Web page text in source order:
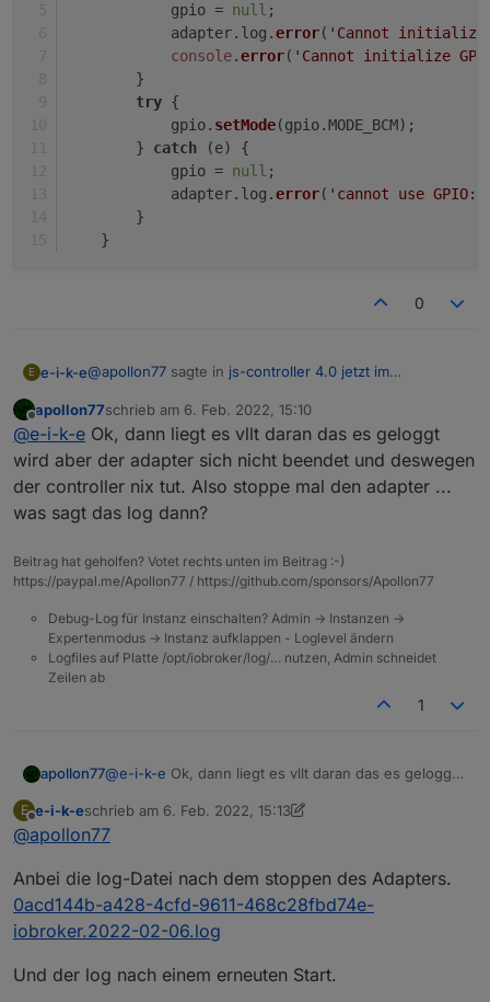
            gpio =
null ;
            adapter.
log .error( 'Cannot initialize
console.error( 'Cannot initialize
        }
try {
            gpio.
setMode(gpio.MODE_BCM);
        }
catch (e) {
            gpio =
null ;
            adapter.
log .error( 'cannot use GPIO:
        }
    }
0
E e-i-k-e@apollon77 sagte in js-controller 4.0 jetzt im
console.error
Den Eintrag gibt es schon, oder noch einen
zusätzlichen ?
            gpio = require('rpi-gpio');
        } catch (e) {
            gpio = null;
adapter.log.error('Cannot
console.error('Cannot initialize
        }
adapter.log.error('cannot use
Offline
apollon77schrieb am 6. Feb. 2022, 15:10
zuletzt editiert von
@e-i-k-e Ok, dann liegt es vllt daran das es geloggt
wird aber der adapter sich nicht beendet und deswegen
der controller nix tut. Also stoppe mal den adapter ...
was sagt das log dann?
Beitrag hat geholfen? Votet rechts unten im Beitrag :-)
https://paypal.me/Apollon77 / https://github.com/sponsors/Apollon77
Debug-Log für Instanz einschalten? Admin -> Instanzen ->
Expertenmodus -> Instanz aufklappen - Loglevel ändern
Logfiles auf Platte /opt/iobroker/log/… nutzen, Admin schneidet
Zeilen ab
1
apollon77@e-i-k-e Ok, dann liegt es vllt daran das es geloggt
deswegen der controller nix tut. Also stoppe mal den
adapter ... was sagt das log dann?
E
Offline
e-i-k-eschrieb am 6. Feb. 2022, 15:13
zuletzt editiert von e-i-k-e2. Juni 2022, 16:16
@apollon77
Anbei die log-Datei nach dem stoppen des Adapters.
0acd144b-a428-4cfd-9611-468c28fbd74e-
iobroker.2022-02-06.log
Und der log nach einem erneuten Start.